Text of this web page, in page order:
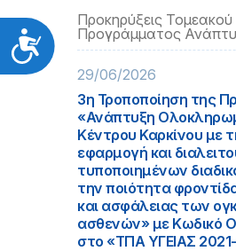
Προσιτότητα
Προκηρύξεις Τομεακού
Προγράμματος
29/06/2026
3η Τροποποίηση της
«Ανάπτυξη
Κέντρου Καρκίνου με
εφαρμογή και
τυποποιημένων
την ποιότητα
και ασφάλειας των
ασθενών» με Κωδικό
στο «ΤΠΑ ΥΓΕΙΑΣ